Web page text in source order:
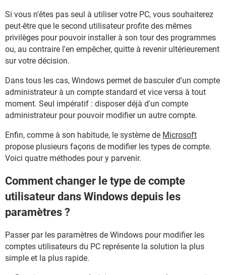
Si vous n'êtes pas seul à utiliser votre PC, vous souhaiterez
peut-être que le second utilisateur profite des mêmes
privilèges pour pouvoir installer à son tour des programmes
ou, au contraire l'en empêcher, quitte à revenir ultérieurement
sur votre décision.
Dans tous les cas, Windows permet de basculer d'un compte
administrateur à un compte standard et vice versa à tout
moment. Seul impératif : disposer déjà d'un compte
administrateur pour pouvoir modifier un autre compte.
Enfin, comme à son habitude, le système de Microsoft
propose plusieurs façons de modifier les types de compte.
Voici quatre méthodes pour y parvenir.
Comment changer le type de compte
utilisateur dans Windows depuis les
paramètres ?
Passer par les paramètres de Windows pour modifier les
comptes utilisateurs du PC représente la solution la plus
simple et la plus rapide.